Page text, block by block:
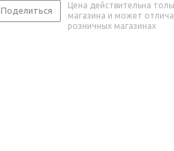
Поделиться
Цена действительна
магазина и может
розничных магазинах